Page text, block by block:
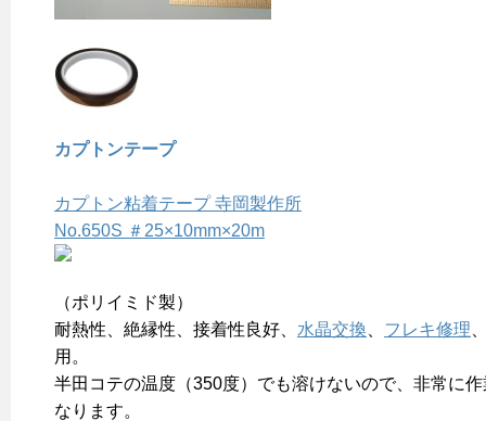
カプトンテープ
カプトン粘着テープ 寺岡製作所
No.650S ＃25×10mm×20m
（ポリイミド製）
耐熱性、絶縁性、接着性良好、 水晶交換 フレキ修理
用。
半田コテの温度（350度）でも溶けないので、非常に
なります。